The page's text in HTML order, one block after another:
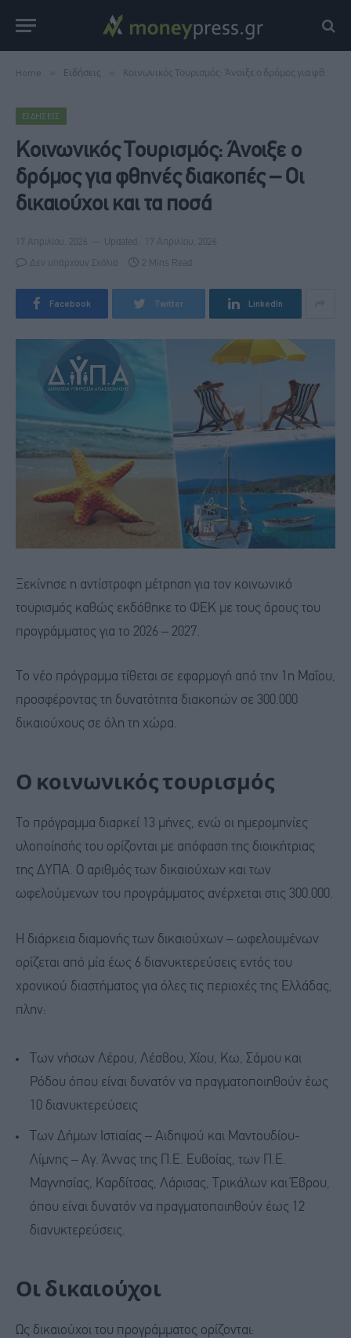
Home Ειδήσεις Κοινωνικός Τουρισμός: Άνοιξε ο δρόμος για φθηνές διακοπές – Οι δικαιούχοι και τα ποσά
ΕΙΔΉΣΕΙΣ
Κοινωνικός Τουρισμός: Άνοιξε ο
δρόμος για φθηνές διακοπές – Οι
δικαιούχοι και τα ποσά
17 Απριλίου, 2026 Updated: 17 Απριλίου, 2026
Δεν υπάρχουν Σχόλια 2 Mins Read
Facebook Twitter LinkedIn
Ξεκίνησε η αντίστροφη μέτρηση για τον κοινωνικό
τουρισμός καθώς εκδόθηκε το ΦΕΚ με τους όρους του
προγράμματος για το 2026 – 2027.
Το νέο πρόγραμμα τίθεται σε εφαρμογή από την 1η Μαΐου,
προσφέροντας τη δυνατότητα διακοπών σε 300.000
δικαιούχους σε όλη τη χώρα.
Ο κοινωνικός τουρισμός
Το πρόγραμμα διαρκεί 13 μήνες, ενώ οι ημερομηνίες
υλοποίησής του ορίζονται με απόφαση της διοικήτριας
της ΔΥΠΑ. Ο αριθμός των δικαιούχων και των
ωφελούμενων του προγράμματος ανέρχεται στις 300.000.
Η διάρκεια διαμονής των δικαιούχων – ωφελουμένων
ορίζεται από μία έως 6 διανυκτερεύσεις εντός του
χρονικού διαστήματος για όλες τις περιοχές της Ελλάδας,
πλην:
Των νήσων Λέρου, Λέσβου, Χίου, Κω, Σάμου και
Ρόδου όπου είναι δυνατόν να πραγματοποιηθούν έως
10 διανυκτερεύσεις
Των Δήμων Ιστιαίας – Αιδηψού και Μαντουδίου-
Λίμνης – Αγ. Άννας της Π.Ε. Ευβοίας, των Π.Ε.
Μαγνησίας, Καρδίτσας, Λάρισας, Τρικάλων και Έβρου,
όπου είναι δυνατόν να πραγματοποιηθούν έως 12
διανυκτερεύσεις.
Οι δικαιούχοι
Ως δικαιούχοι του προγράμματος ορίζονται: